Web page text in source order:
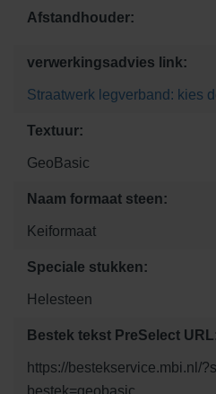
Afstandhouder:
verwerkingsadvies link:
Straatwerk legverband: kies
Textuur:
GeoBasic
Naam formaat steen:
Keiformaat
Speciale stukken:
Helesteen
Bestek tekst PreSelect
https://bestekservice.mbi.nl/